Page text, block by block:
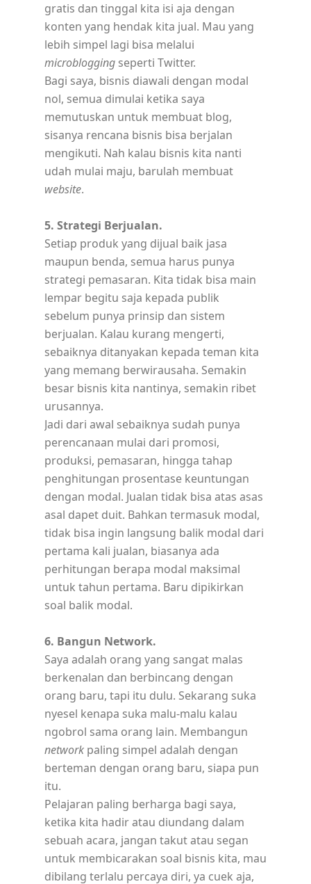
gratis dan tinggal kita isi aja dengan
konten yang hendak kita jual. Mau yang
lebih simpel lagi bisa melalui
microblogging seperti Twitter.
Bagi saya, bisnis diawali dengan modal
nol, semua dimulai ketika saya
memutuskan untuk membuat blog,
sisanya rencana bisnis bisa berjalan
mengikuti. Nah kalau bisnis kita nanti
udah mulai maju, barulah membuat
website.
5. Strategi Berjualan.
Setiap produk yang dijual baik jasa
maupun benda, semua harus punya
strategi pemasaran. Kita tidak bisa main
lempar begitu saja kepada publik
sebelum punya prinsip dan sistem
berjualan. Kalau kurang mengerti,
sebaiknya ditanyakan kepada teman kita
yang memang berwirausaha. Semakin
besar bisnis kita nantinya, semakin ribet
urusannya.
Jadi dari awal sebaiknya sudah punya
perencanaan mulai dari promosi,
produksi, pemasaran, hingga tahap
penghitungan prosentase keuntungan
dengan modal. Jualan tidak bisa atas asas
asal dapet duit. Bahkan termasuk modal,
tidak bisa ingin langsung balik modal dari
pertama kali jualan, biasanya ada
perhitungan berapa modal maksimal
untuk tahun pertama. Baru dipikirkan
soal balik modal.
6. Bangun Network.
Saya adalah orang yang sangat malas
berkenalan dan berbincang dengan
orang baru, tapi itu dulu. Sekarang suka
nyesel kenapa suka malu-malu kalau
ngobrol sama orang lain. Membangun
network paling simpel adalah dengan
berteman dengan orang baru, siapa pun
itu.
Pelajaran paling berharga bagi saya,
ketika kita hadir atau diundang dalam
sebuah acara, jangan takut atau segan
untuk membicarakan soal bisnis kita, mau
dibilang terlalu percaya diri, ya cuek aja,